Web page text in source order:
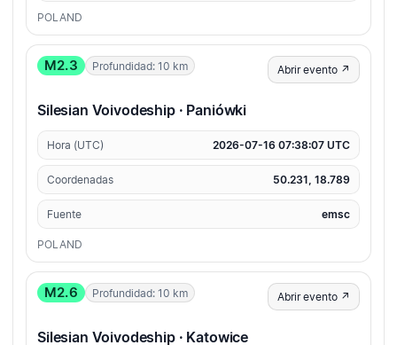
POLAND
M2.3 Profundidad: 10 km Abrir evento ↗
Silesian Voivodeship · Paniówki
Hora (UTC) 2026-07-16 07:38:07 UTC
Coordenadas 50.231, 18.789
Fuente emsc
POLAND
M2.6 Profundidad: 10 km Abrir evento ↗
Silesian Voivodeship · Katowice